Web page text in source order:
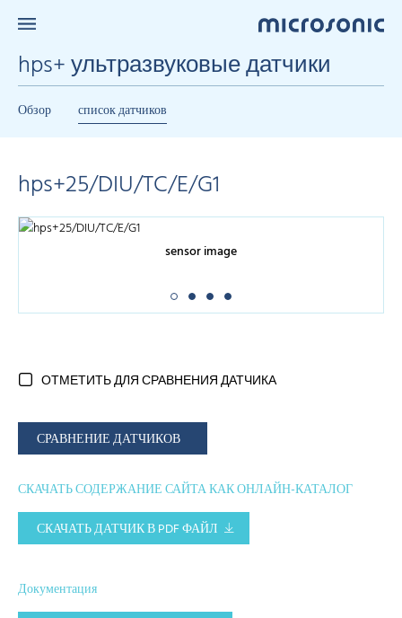
hps+ ультразвуковые датчики
Обзор список датчиков
hps+25/DIU/TC/E/G1
sensor image
ОТМЕТИТЬ ДЛЯ СРАВНЕНИЯ ДАТЧИКА
СРАВНЕНИЕ ДАТЧИКОВ
СКАЧАТЬ СОДЕРЖАНИЕ САЙТА КАК ОНЛАЙН-КАТАЛОГ
СКАЧАТЬ ДАТЧИК В PDF ФАЙЛ
Документация